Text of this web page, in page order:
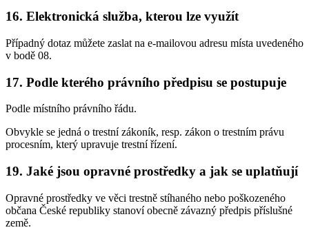
16. Elektronická služba, kterou lze využít
Případný dotaz můžete zaslat na e-mailovou adresu místa uvedeného
v bodě 08.
17. Podle kterého právního předpisu se postupuje
Podle místního právního řádu.
Obvykle se jedná o trestní zákoník, resp. zákon o trestním právu
procesním, který upravuje trestní řízení.
19. Jaké jsou opravné prostředky a jak se uplatňují
Opravné prostředky ve věci trestně stíhaného nebo poškozeného
občana České republiky stanoví obecně závazný předpis příslušné
země.